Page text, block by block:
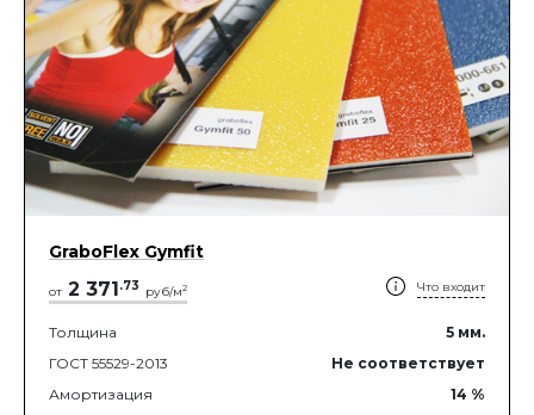
GraboFlex Gymfit
от 2 371.73 руб/м2 Что входит
Толщина 5 мм.
ГОСТ 55529-2013
Не соответствует
Амортизация
14 %